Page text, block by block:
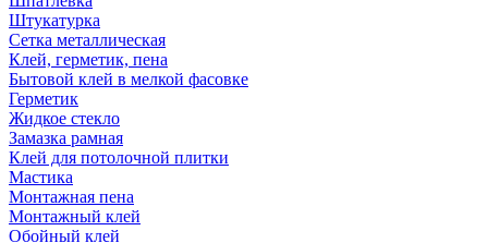
Штукатурка
Сетка металлическая
Клей, герметик, пена
Бытовой клей в мелкой фасовке
Герметик
Жидкое стекло
Замазка рамная
Клей для потолочной плитки
Мастика
Монтажная пена
Монтажный клей
Обойный клей